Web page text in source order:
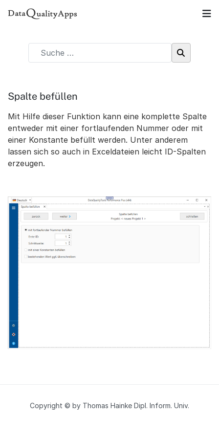
Spalte befüllen
Mit Hilfe dieser Funktion kann eine komplette Spalte
entweder mit einer fortlaufenden Nummer oder mit
einer Konstante befüllt werden. Unter anderem
lassen sich so auch in Exceldateien leicht ID-Spalten
erzeugen.
Copyright © by Thomas Hainke Dipl. Inform. Univ.